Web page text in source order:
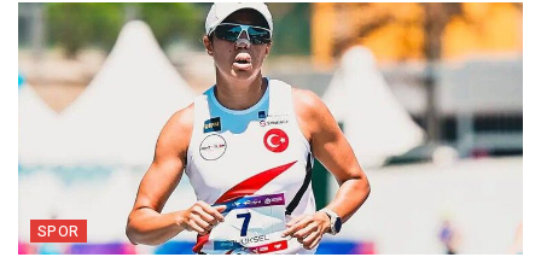
SPOR